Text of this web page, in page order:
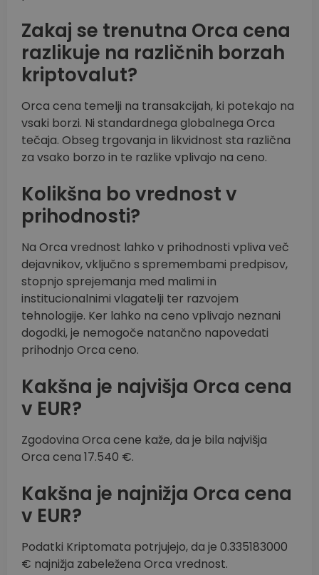
Zakaj se trenutna Orca cena
razlikuje na različnih borzah
kriptovalut?
Orca cena temelji na transakcijah, ki potekajo na
vsaki borzi. Ni standardnega globalnega Orca
tečaja. Obseg trgovanja in likvidnost sta različna
za vsako borzo in te razlike vplivajo na ceno.
Kolikšna bo vrednost v
prihodnosti?
Na Orca vrednost lahko v prihodnosti vpliva več
dejavnikov, vključno s spremembami predpisov,
stopnjo sprejemanja med malimi in
institucionalnimi vlagatelji ter razvojem
tehnologije. Ker lahko na ceno vplivajo neznani
dogodki, je nemogoče natančno napovedati
prihodnjo Orca ceno.
Kakšna je najvišja Orca cena
v EUR?
Zgodovina Orca cene kaže, da je bila najvišja
Orca cena 17.540 €.
Kakšna je najnižja Orca cena
v EUR?
Podatki Kriptomata potrjujejo, da je 0.335183000
€ najnižja zabeležena Orca vrednost.